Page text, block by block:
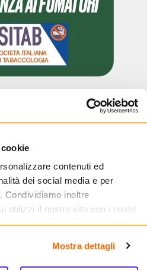
contenuti ed
dei social media e per
Condividiamo inoltre
utilizzi il nostro sito con i nostri
dei dati web, pubblicità e
loro o che hanno raccolto dal
Mostra dettagli
a effettuare la vendita online di